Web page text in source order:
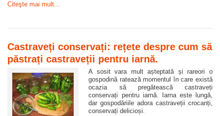
Citeşte mai mult...
Castraveți conservați: rețete despre cum să
păstrați castraveții pentru iarnă.
A sosit vara mult așteptată și rareori o
gospodină ratează momentul în care există
ocazia să pregătească castraveți
conservați pentru iarnă. Iarna este lungă,
dar gospodăriile adora castraveții crocanți,
conservați delicioși.